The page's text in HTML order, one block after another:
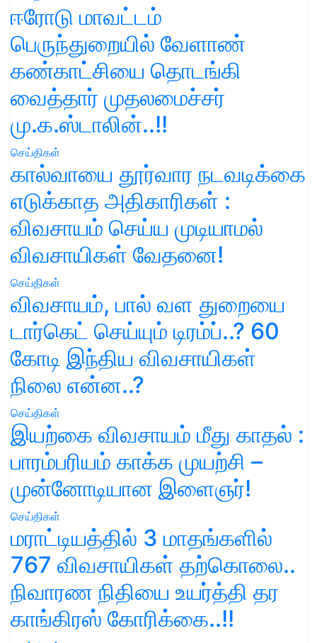
ஈரோடு மாவட்டம்
பெருந்துறையில் வேளாண்
கண்காட்சியை தொடங்கி
வைத்தார் முதலமைச்சர்
மு.க.ஸ்டாலின்..!!
செய்திகள்
கால்வாயை தூர்வார நடவடிக்கை
எடுக்காத அதிகாரிகள் :
விவசாயம் செய்ய முடியாமல்
விவசாயிகள் வேதனை!
செய்திகள்
விவசாயம், பால் வள துறையை
டார்கெட் செய்யும் டிரம்ப்..? 60
கோடி இந்திய விவசாயிகள்
நிலை என்ன..?
செய்திகள்
இயற்கை விவசாயம் மீது காதல் :
பாரம்பரியம் காக்க முயற்சி –
முன்னோடியான இளைஞர்!
செய்திகள்
மராட்டியத்தில் 3 மாதங்களில்
767 விவசாயிகள் தற்கொலை..
நிவாரண நிதியை உயர்த்தி தர
காங்கிரஸ் கோரிக்கை..!!